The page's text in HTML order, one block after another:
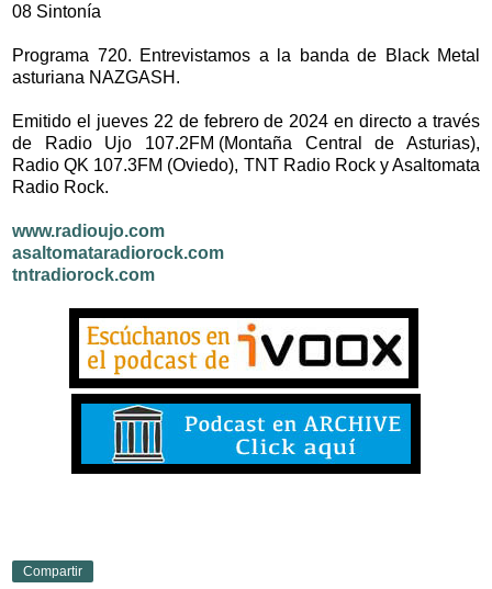
08 Sintonía
Programa 720. Entrevistamos a la banda de Black Metal
asturiana NAZGASH.
Emitido el jueves 22 de febrero de 2024 en directo a través
de Radio Ujo 107.2FM (Montaña Central de Asturias),
Radio QK 107.3FM (Oviedo), TNT Radio Rock y Asaltomata
Radio Rock.
www.radioujo.com
asaltomataradiorock.com
tntradiorock.com
Compartir